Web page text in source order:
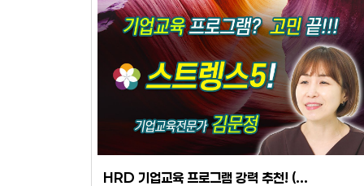
HRD 기업교육 프로그램 강력 추천! (...